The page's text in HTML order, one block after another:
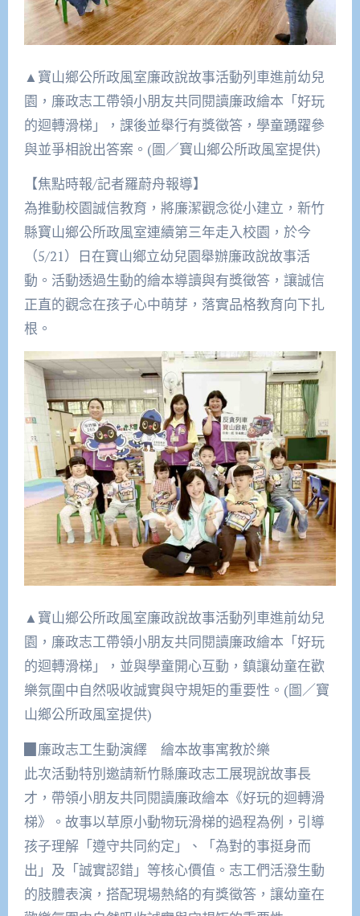
▲寶山鄉公所政風室廉政說故事活動列車進前幼兒
園，廉政志工帶領小朋友共同閱讀廉政繪本「好玩
的迴轉滑梯」，課後並舉行有獎徵答，學童踴躍參
與並爭相說出答案。(圖／寶山鄉公所政風室提供)
【焦點時報/記者羅蔚舟報導】
為推動校園誠信教育，將廉潔觀念從小建立，新竹
縣寶山鄉公所政風室連續第三年走入校園，於今
（5/21）日在寶山鄉立幼兒園舉辦廉政說故事活
動。活動透過生動的繪本導讀與有獎徵答，讓誠信
正直的觀念在孩子心中萌芽，落實品格教育向下扎
根。
▲寶山鄉公所政風室廉政說故事活動列車進前幼兒
園，廉政志工帶領小朋友共同閱讀廉政繪本「好玩
的迴轉滑梯」，並與學童開心互動，鎮讓幼童在歡
樂氛圍中自然吸收誠實與守規矩的重要性。(圖／寶
山鄉公所政風室提供)
▉廉政志工生動演繹 繪本故事寓教於樂
此次活動特別邀請新竹縣廉政志工展現說故事長
才，帶領小朋友共同閱讀廉政繪本《好玩的迴轉滑
梯》。故事以草原小動物玩滑梯的過程為例，引導
孩子理解「遵守共同約定」、「為對的事挺身而
出」及「誠實認錯」等核心價值。志工們活潑生動
的肢體表演，搭配現場熱絡的有獎徵答，讓幼童在